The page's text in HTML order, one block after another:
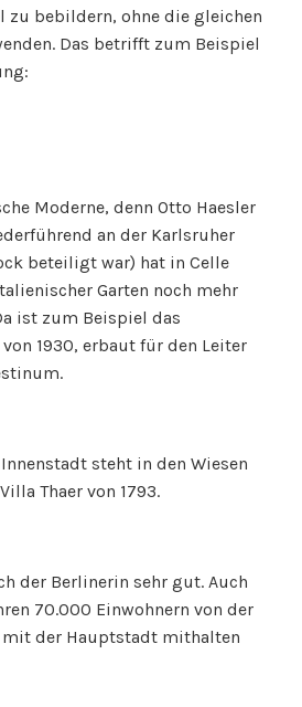
zu bebildern, ohne die gleichen
Das betrifft zum Beispiel
Moderne, denn Otto Haesler
an der Karlsruher
beteiligt war) hat in Celle
Garten noch mehr
ist zum Beispiel das
1930, erbaut für den Leiter
steht in den Wiesen
Thaer von 1793.
der Berlinerin sehr gut. Auch
70.000 Einwohnern von der
mit der Hauptstadt mithalten